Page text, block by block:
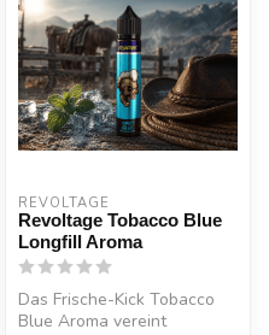
REVOLTAGE
Revoltage Tobacco Blue
Longfill Aroma
Das Frische-Kick Tobacco
Blue Aroma vereint